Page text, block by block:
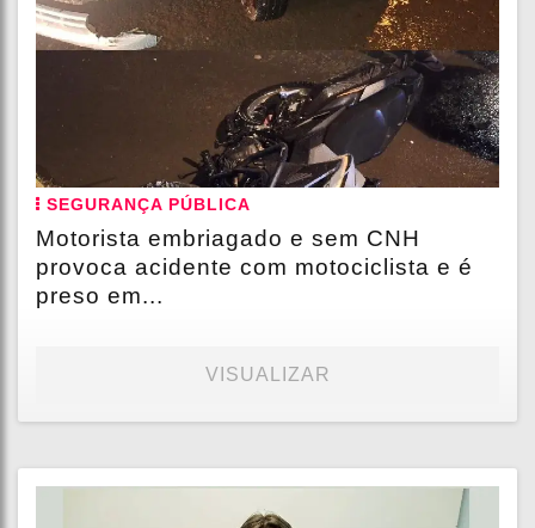
SEGURANÇA PÚBLICA
Motorista embriagado e sem CNH
provoca acidente com motociclista e é
preso em...
VISUALIZAR